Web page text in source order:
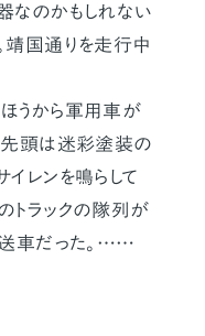
なのかもしれない
靖国通りを走行中
うから軍用車が
先頭は迷彩塗装の
レンを鳴らして
トラックの隊列が
送車だった。……